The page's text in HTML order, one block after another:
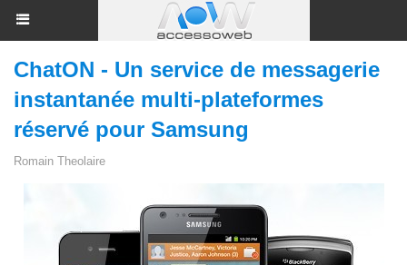
ChatON - Un service de messagerie
instantanée multi-plateformes
réservé pour Samsung
Romain Theolaire